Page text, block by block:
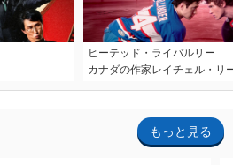
ヒーテッド・ライバルリー
カナダの作家レイチェル・リ
もっと見る